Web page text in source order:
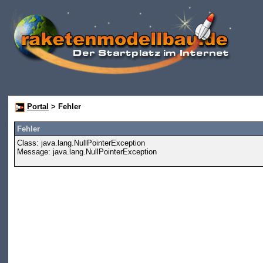
Portal > Fehler
Fehler
Class: java.lang.NullPointerException
Message: java.lang.NullPointerException